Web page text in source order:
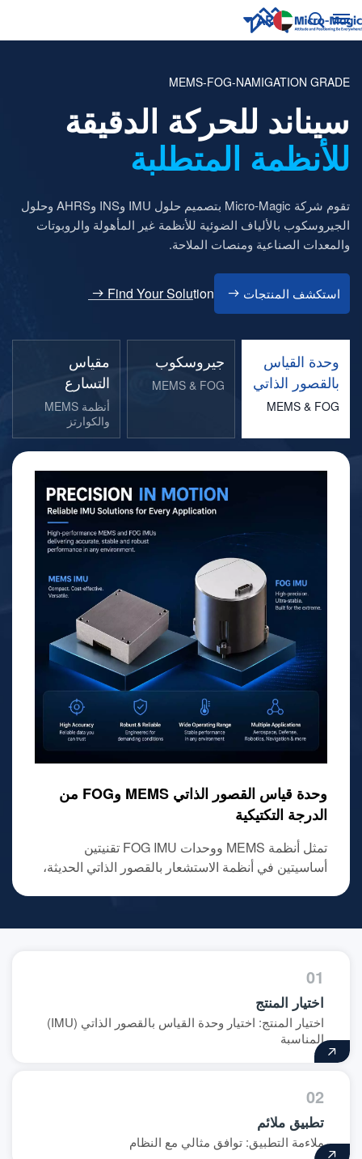
AR
English
русский
Español
بالعربية
CN
MEMS-FOG-NAMIGATION GRADE
سيناند للحركة الدقيقة
للأنظمة المتطلبة
تقوم شركة Micro-Magic بتصميم حلول IMU وINS وAHRS وحلول
الجيروسكوب بالألياف الضوئية للأنظمة غير المأهولة والروبوتات
والمعدات الصناعية ومنصات الملاحة.
استكشف المنتجات Find Your Solution
وحدة القياس
بالقصور الذاتي
MEMS & FOG
جيروسكوب
MEMS & FOG
مقياس
التسارع
أنظمة MEMS
والكوارتز
وحدة قياس القصور الذاتي MEMS وFOG من
الدرجة التكتيكية
تمثل أنظمة MEMS ووحدات FOG IMU تقنيتين
أساسيتين في أنظمة الاستشعار بالقصور الذاتي الحديثة،
جيروسكوب MEMS تكتيكي وجهاز استشعار
ضبابي
مقياس تسارع MEMS تكتيكي ومقياس تسارع
كوارتز
01
اختيار المنتج
اختيار المنتج: اختيار وحدة القياس بالقصور الذاتي (IMU)
المناسبة
02
تطبيق ملائم
ملاءمة التطبيق: توافق مثالي مع النظام